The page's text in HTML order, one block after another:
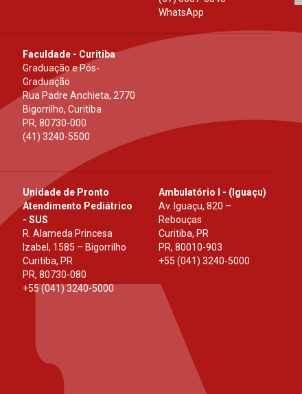
WhatsApp
Faculdade - Curitiba
Graduação e Pós-
Graduação
Rua Padre Anchieta, 2770
Bigorrilho, Curitiba
PR, 80730-000
(41) 3240-5500
Unidade de Pronto
Atendimento Pediátrico
- SUS
R. Alameda Princesa
Izabel, 1585 – Bigorrilho
Curitiba, PR
PR, 80730-080
+55 (041) 3240-5000
Ambulatório I - (Iguaçu)
Av. Iguaçu, 820 –
Rebouças
Curitiba, PR
PR, 80010-903
+55 (041) 3240-5000